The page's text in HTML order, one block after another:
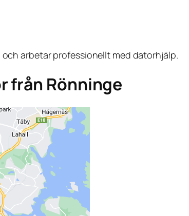
och arbetar professionellt med datorhjälp.
från Rönninge